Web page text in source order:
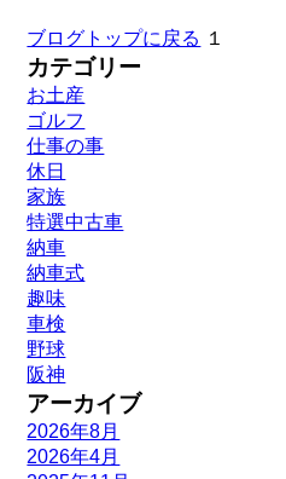
ブログトップに戻る １
カテゴリー
お土産
ゴルフ
仕事の事
休日
家族
特選中古車
納車
納車式
趣味
車検
野球
阪神
アーカイブ
2026年8月
2026年4月